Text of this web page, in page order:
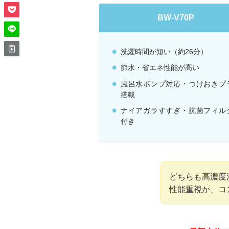
BW-V70P
洗濯時間が短い（約26分）
節水・省エネ性能が高い
風呂水ポンプ対応・つけおきプ
搭載
ナイアガラすすぎ・抗菌フィル
付き
どちらも高濃
性能重視か、